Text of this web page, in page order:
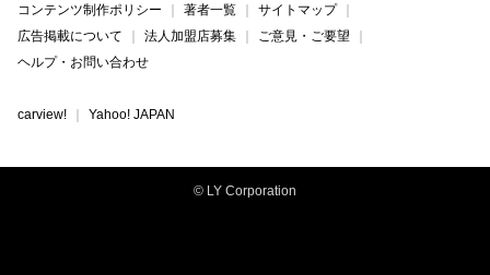
コンテンツ制作ポリシー
著者一覧
サイトマップ
広告掲載について
法人加盟店募集
ご意見・ご要望
ヘルプ・お問い合わせ
carview! Yahoo! JAPAN
© LY Corporation